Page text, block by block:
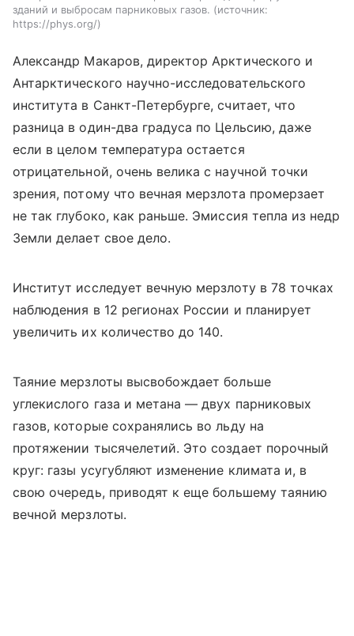
зданий и выбросам парниковых газов.
источник:
https://phys.org/
Александр Макаров, директор Арктического и
Антарктического научно-исследовательского
института в Санкт-Петербурге, считает, что
разница в один-два градуса по Цельсию, даже
если в целом температура остается
отрицательной, очень велика с научной точки
зрения, потому что вечная мерзлота промерзает
не так глубоко, как раньше. Эмиссия тепла из недр
Земли делает свое дело.
Институт исследует вечную мерзлоту в 78 точках
наблюдения в 12 регионах России и планирует
увеличить их количество до 140.
Таяние мерзлоты высвобождает больше
углекислого газа и метана — двух парниковых
газов, которые сохранялись во льду на
протяжении тысячелетий. Это создает порочный
круг: газы усугубляют изменение климата и, в
свою очередь, приводят к еще большему таянию
вечной мерзлоты.